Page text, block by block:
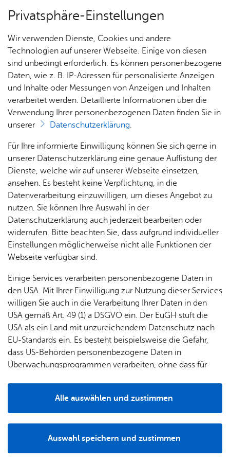
Über­sicht Bür­ger & Stadt
Rat­
haus &
Bür­
ger­
ser­vice
Rat­
häu­ser
& Orts­
ver­
wal­
Ämter
A–Z
Diens
t­leis­
tun­gen
A–Z
For­
Nach­
rich­
ten,
Vi­de­os
& Bil­
der
Me­di­
en­in­
for­ma­
tio­nen
fent­li­
che
Be­
kannt­
ma­
chun­
& TV
Pres­se
Jobs
Stel­
len­an­
ge­bo­te
Aus­bil­
dung &
Stu­di­
um
Bil­
dung
& Be­
treu­
ung
Potz­
be­
treu­
ung
Schu­
len
Bauen
& Um­
welt
Geo­
da­ten
& 3D-
Stadt­
Bau­
stel­len
& Um­
lei­tun­
Um­
welt &
Kli­ma­
Sa­nie­
ren &
bi­li­en
Stadt­
Ge­
sund­
heit &
kum
Ärzte &
Apo­
Fa­mi­lie
& Kin­
der
Se­nio­
ren
Woh­
nen
re­frei
Pfle­ge
& Un­
ter­stüt­
zung
Stadt­plan
BSG GmbH
Vor­le­sen
Unser Si­cher­heits­dienst aus Fried­richs­ha­fen am
Bo­den­see bie­tet Ihnen seit dem Jahr 2009 eine
Viel­zahl an Si­cher­heits­dienst­leis­tun­gen auf pro­
fes­sio­nel­lem Ni­veau.
Unsere Schwerpunkte liegen auf Objekt-, Werks-,
Personen, & Überwachungsschutz. Ziel und Anspruch
Sicherheitsdienstleistungen auf höchst möglichem Niveau
zu gewährleisten.
Privatsphäre-Einstellungen
Wir verwenden Dienste, Cookies und andere
Technologien auf unserer Webseite. Einige von diesen
sind unbedingt erforderlich. Es können personenbezogene
Daten, wie z. B. IP-Adressen für personalisierte Anzeigen
und Inhalte oder Messungen von Anzeigen und Inhalten
verarbeitet werden. Detaillierte Informationen über die
Verwendung Ihrer personenbezogenen Daten finden Sie in
unserer
Datenschutzerklärung.
Für Ihre informierte Einwilligung können Sie sich gerne in
unserer Datenschutzerklärung eine genaue Auflistung der
Dienste, welche wir auf unserer Webseite einsetzen,
ansehen. Es besteht keine Verpflichtung, in die
Datenverarbeitung einzuwilligen, um dieses Angebot zu
nutzen. Sie können Ihre Auswahl in der
Datenschutzerklärung auch jederzeit bearbeiten oder
widerrufen. Bitte beachten Sie, dass aufgrund individueller
Einstellungen möglicherweise nicht alle Funktionen der
Webseite verfügbar sind.
Einige Services verarbeiten personenbezogene Daten in
den USA. Mit Ihrer Einwilligung zur Nutzung dieser Services
willigen Sie auch in die Verarbeitung Ihrer Daten in den
USA gemäß Art. 49 (1) a DSGVO ein. Der EuGH stuft die
USA als ein Land mit unzureichendem Datenschutz nach
EU-Standards ein. Es besteht beispielsweise die Gefahr,
dass US-Behörden personenbezogene Daten in
Überwachungsprogrammen verarbeiten, ohne dass für
Auswahl speichern und zustimmen
Alle auswählen und zustimmen